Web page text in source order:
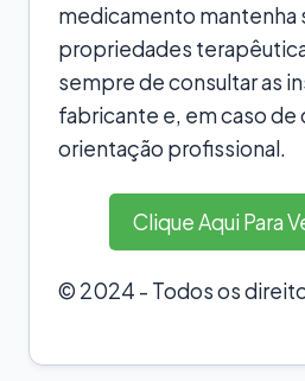
medicamento mantenha
propriedades
sempre de consultar as
fabricante e, em caso de
orientação profissional.
Clique Aqui Para
© 2024 - Todos os